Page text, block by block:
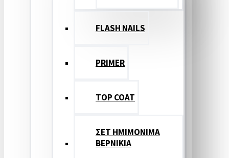
FLASH NAILS
PRIMER
TOP COAT
ΣΕΤ ΗΜΙΜΟΝΙΜΑ
ΒΕΡΝΙΚΙΑ